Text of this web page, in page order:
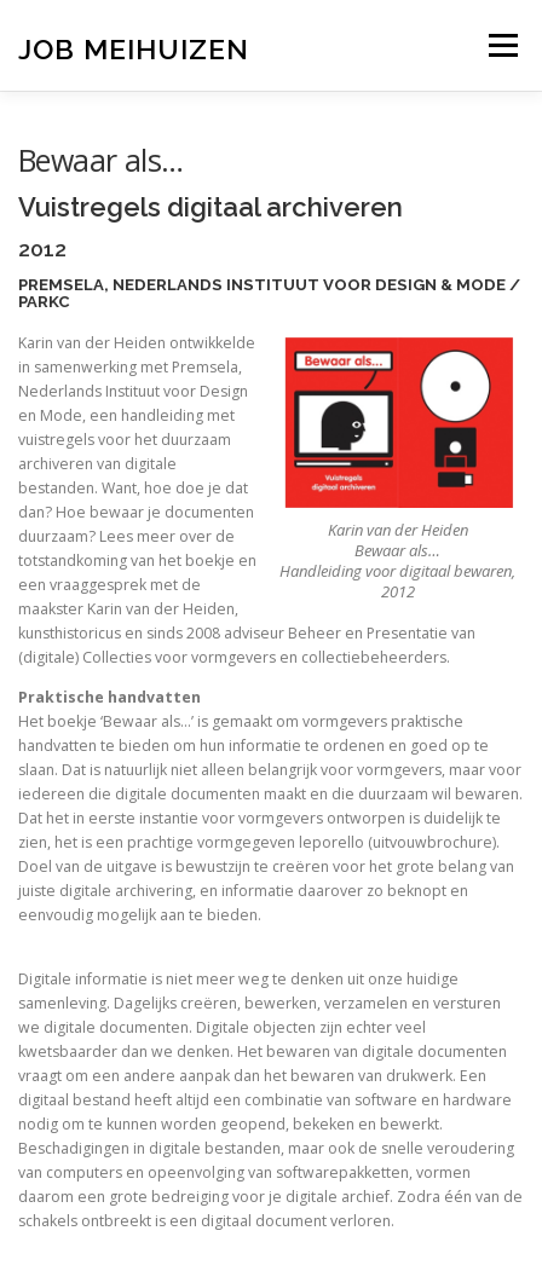
JOB MEIHUIZEN Menu
PUBLICATIES OVERZICHT
Bewaar als…
Vuistregels digitaal archiveren
2012
PREMSELA, NEDERLANDS INSTITUUT VOOR DESIGN & MODE /
PARKC
Karin van der Heiden
Bewaar als…
Handleiding voor digitaal bewaren,
2012
Karin van der Heiden ontwikkelde
in samenwerking met Premsela,
Nederlands Instituut voor Design
en Mode, een handleiding met
vuistregels voor het duurzaam
archiveren van digitale
bestanden. Want, hoe doe je dat
dan? Hoe bewaar je documenten
duurzaam? Lees meer over de
totstandkoming van het boekje en
een vraaggesprek met de
maakster Karin van der Heiden,
kunsthistoricus en sinds 2008 adviseur Beheer en Presentatie van
(digitale) Collecties voor vormgevers en collectiebeheerders.
Praktische handvatten
Het boekje ‘Bewaar als…’ is gemaakt om vormgevers praktische
handvatten te bieden om hun informatie te ordenen en goed op te
slaan. Dat is natuurlijk niet alleen belangrijk voor vormgevers, maar voor
iedereen die digitale documenten maakt en die duurzaam wil bewaren.
Dat het in eerste instantie voor vormgevers ontworpen is duidelijk te
zien, het is een prachtige vormgegeven leporello (uitvouwbrochure).
Doel van de uitgave is bewustzijn te creëren voor het grote belang van
juiste digitale archivering, en informatie daarover zo beknopt en
eenvoudig mogelijk aan te bieden.
Digitale informatie is niet meer weg te denken uit onze huidige
samenleving. Dagelijks creëren, bewerken, verzamelen en versturen
we digitale documenten. Digitale objecten zijn echter veel
kwetsbaarder dan we denken. Het bewaren van digitale documenten
vraagt om een andere aanpak dan het bewaren van drukwerk. Een
digitaal bestand heeft altijd een combinatie van software en hardware
nodig om te kunnen worden geopend, bekeken en bewerkt.
Beschadigingen in digitale bestanden, maar ook de snelle veroudering
van computers en opeenvolging van softwarepakketten, vormen
daarom een grote bedreiging voor je digitale archief. Zodra één van de
schakels ontbreekt is een digitaal document verloren.